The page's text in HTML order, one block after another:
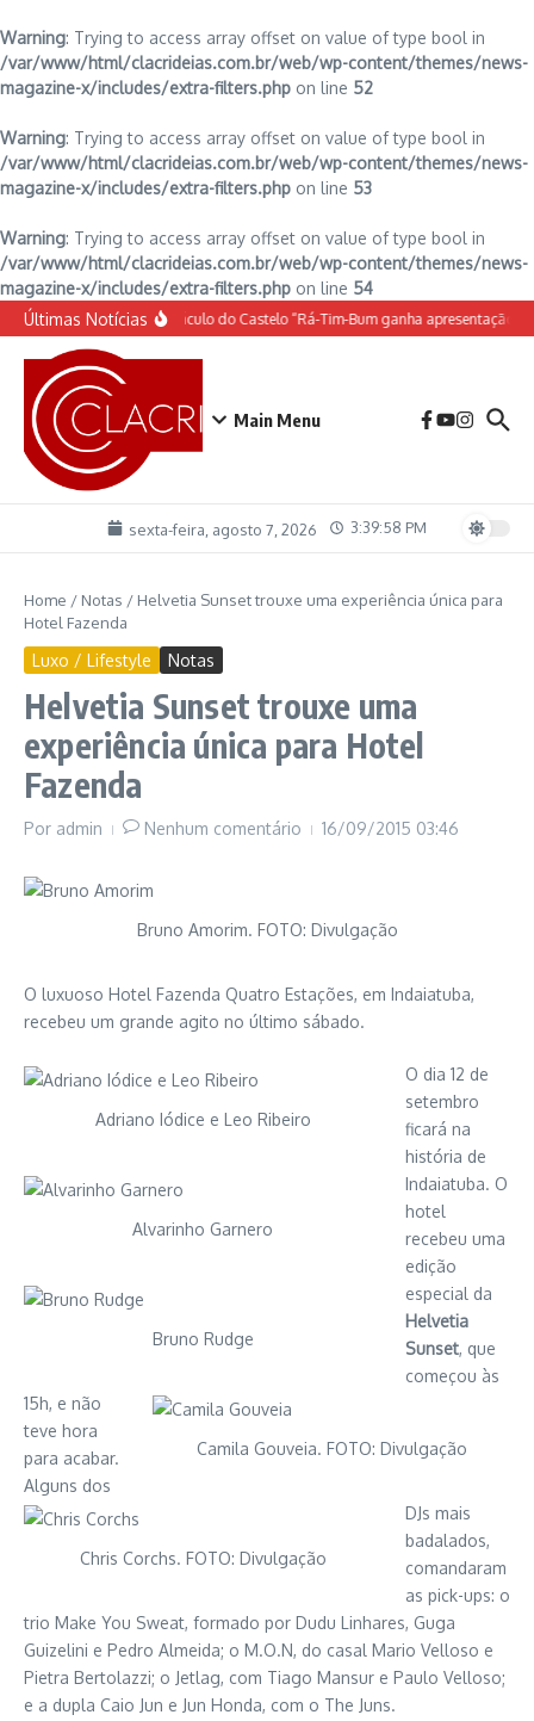
Warning: Trying to access array offset on value of type bool in
/var/www/html/clacrideias.com.br/web/wp-content/themes/news-
magazine-x/includes/extra-filters.php on line 52
Warning: Trying to access array offset on value of type bool in
/var/www/html/clacrideias.com.br/web/wp-content/themes/news-
magazine-x/includes/extra-filters.php on line 53
Warning: Trying to access array offset on value of type bool in
/var/www/html/clacrideias.com.br/web/wp-content/themes/news-
magazine-x/includes/extra-filters.php on line 54
Ir para o conteúdo
Últimas NotíciasO espetáculo do Castelo “Rá-Tim-Bum ganha apresentação
Main Menu
sexta-feira, agosto 7, 2026 3:39:59 PM
Home / Notas / Helvetia Sunset trouxe uma experiência única para
Hotel Fazenda
Luxo / Lifestyle Notas
Helvetia Sunset trouxe uma
experiência única para Hotel
Fazenda
Por admin Nenhum comentário 16/09/2015 03:46
Bruno Amorim. FOTO: Divulgação
O luxuoso Hotel Fazenda Quatro Estações, em Indaiatuba,
recebeu um grande agito no último sábado.
Adriano Iódice e Leo Ribeiro
Alvarinho Garnero
Bruno Rudge
Camila Gouveia. FOTO: Divulgação
Chris Corchs. FOTO: Divulgação
O dia 12 de
setembro
ficará na
história de
Indaiatuba. O
hotel
recebeu uma
edição
especial da
Helvetia
Sunset, que
começou às
15h, e não
teve hora
para acabar.
Alguns dos
DJs mais
badalados,
comandaram
as pick-ups: o
trio Make You Sweat, formado por Dudu Linhares, Guga
Guizelini e Pedro Almeida; o M.O.N, do casal Mario Velloso e
Pietra Bertolazzi; o Jetlag, com Tiago Mansur e Paulo Velloso;
e a dupla Caio Jun e Jun Honda, com o The Juns.